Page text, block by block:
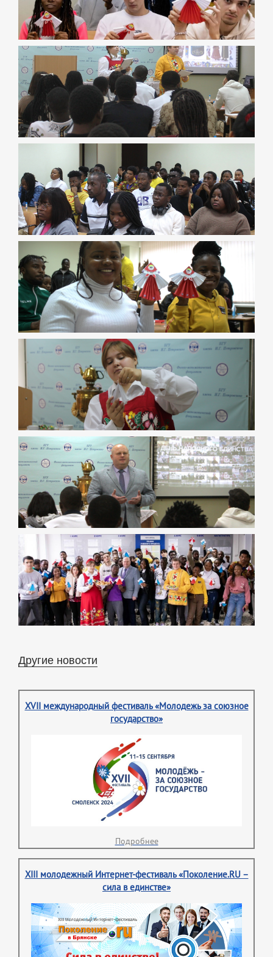
Другие новости
XVII международный фестиваль «Молодежь за союзное
государство»
Подробнее
XIII молодежный Интернет-фестиваль «Поколение.RU –
сила в единстве»